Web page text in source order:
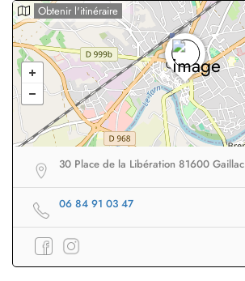
Obtenir l'itinéraire
30 Place de la Libération 81600 Gaillac
06 84 91 03 47